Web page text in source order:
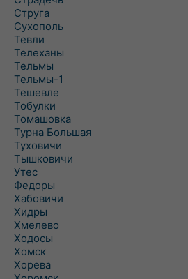
Струга
Сухополь
Тевли
Телеханы
Тельмы
Тельмы-1
Тешевле
Тобулки
Томашовка
Турна Большая
Туховичи
Тышковичи
Утес
Федоры
Хабовичи
Хидры
Хмелево
Ходосы
Хомск
Хорева